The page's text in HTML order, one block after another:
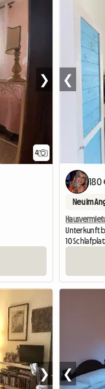
4
❯ ❮
180
Neu im
Unterkunft
10
❯ ❮